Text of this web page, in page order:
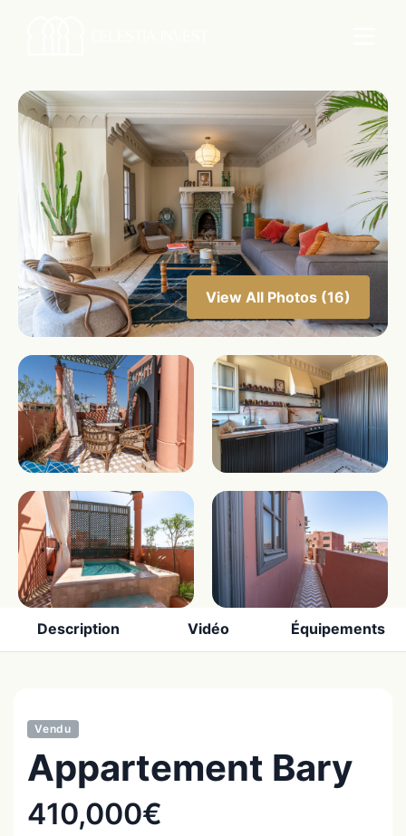
View All Photos (16)
Description Vidéo Équipements
Vendu
Appartement Bary
410,000€